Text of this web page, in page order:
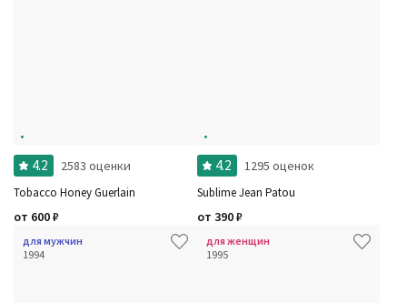
4.2 2583 оценки
Tobacco Honey Guerlain
от 600₽
4.2 1295 оценок
Sublime Jean Patou
от 390₽
для мужчин
1994
для женщин
1995